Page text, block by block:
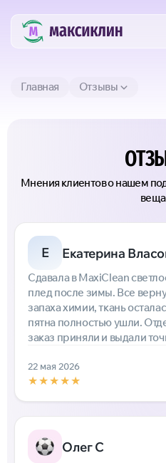
Главная Отзывы
Мнения клиентов о нашем
Е Екатерина
Сдавала в MaxiClean
плед после зимы. Все
запаха химии, ткань
пятна полностью ушли.
заказ приняли и выдали
22 мая 2026
★★★★★
Олег С